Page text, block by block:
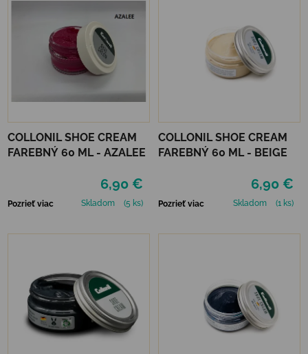
COLLONIL SHOE CREAM
FAREBNÝ 60 ML - AZALEE
6,90 €
Pozrieť viac Skladom (5 ks)
COLLONIL SHOE CREAM
FAREBNÝ 60 ML - BEIGE
6,90 €
Pozrieť viac Skladom (1 ks)